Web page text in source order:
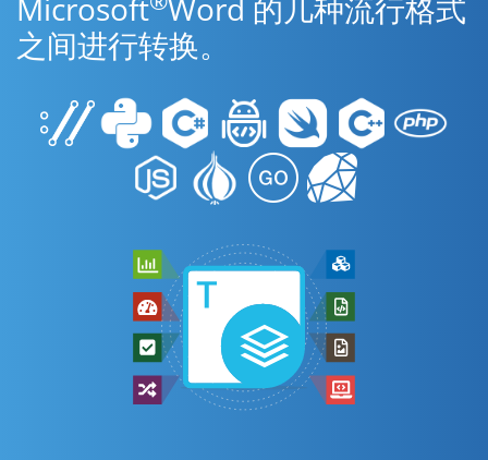
Microsoft Word 的几种流行格式
之间进行转换。